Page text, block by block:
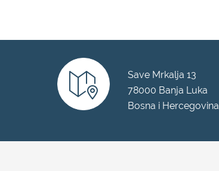
Save Mrkalja 13
78000 Banja Luka
Bosna i Hercegovina